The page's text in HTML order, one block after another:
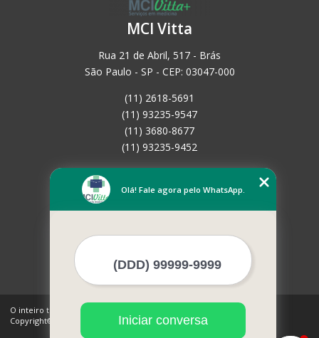
MCI Vitta
Rua 21 de Abril, 517 - Brás
São Paulo - SP - CEP: 03047-000
(11) 2618-5691
(11) 93235-9547
(11) 3680-8677
(11) 93235-9452
Empresa
Contato
Mais Serviços
O inteiro teor deste site está sujeito à proteção de direitos autorais.
Copyright© MCI Vitta (Lei 9610 de 19/02/1998)
Olá! Fale agora pelo WhatsApp.
Iniciar conversa